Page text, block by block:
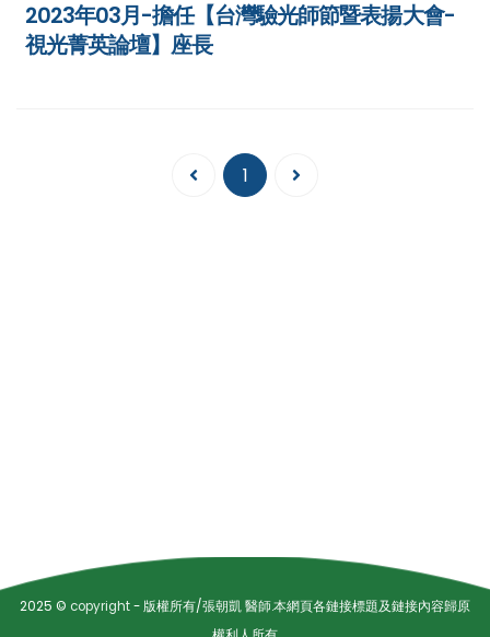
2023年03月-擔任【台灣驗光師節暨表揚大會-
視光菁英論壇】座長
1
2025 © copyright- 版權所有/張朝凱 醫師.本網頁各鏈接標題及鏈接內容歸原